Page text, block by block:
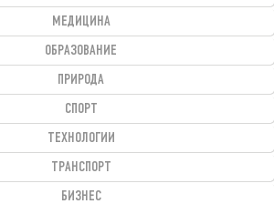
МЕДИЦИНА
ОБРАЗОВАНИЕ
ПРИРОДА
СПОРТ
ТЕХНОЛОГИИ
ТРАНСПОРТ
БИЗНЕС